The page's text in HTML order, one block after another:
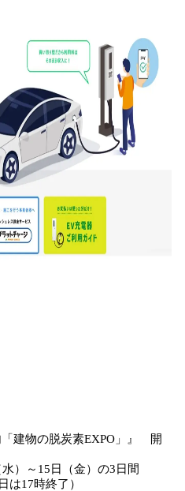
建物の脱炭素EXPO」』 開
）～15日（金）の3日間
は17時終了）